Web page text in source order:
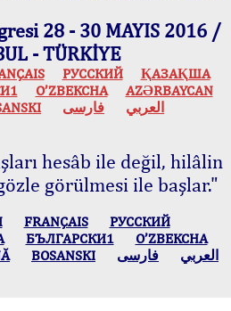
28 - 30 MAYIS 2016 /
- TÜRKİYE
РУССКИЙ
ҚАЗАҚША
O’ZBEKCHA
AZӘRBAYCAN
العربي فارسی
hesâb ile değil, hilâlin
görülmesi ile başlar."
FRANÇAIS
РУССКИЙ
БЪЛГАРСКИ1
O’ZBEKCHA
BOSANSKI العربي فارسی